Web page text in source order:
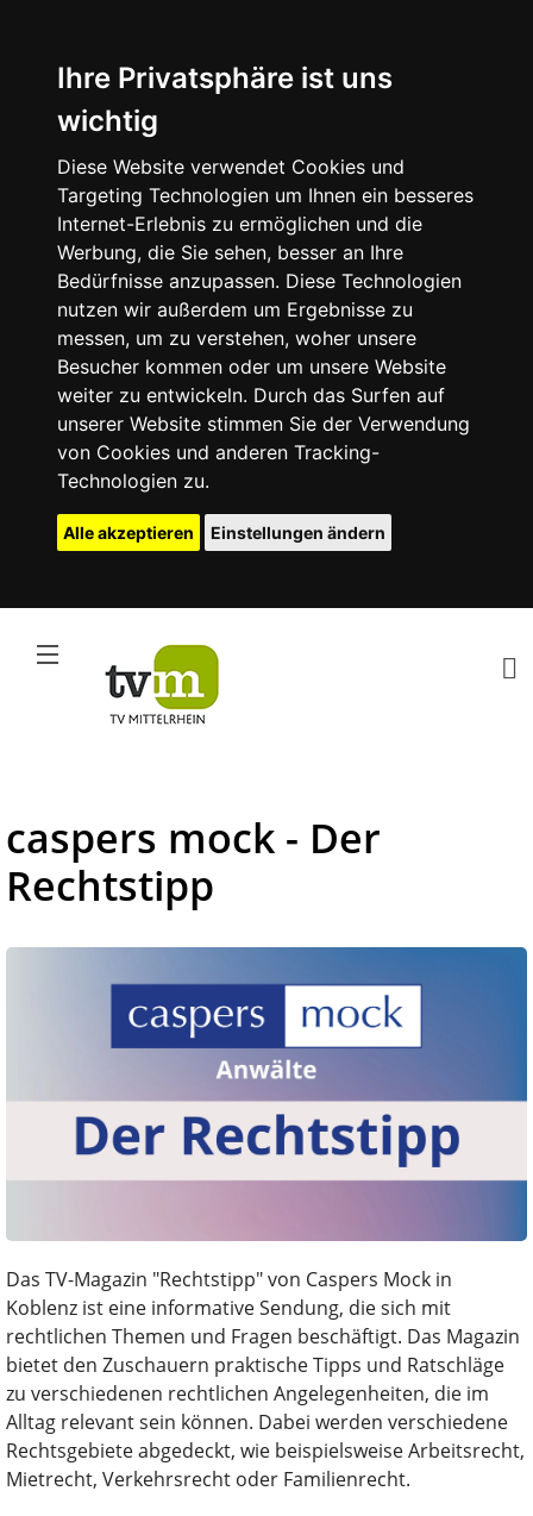
Ihre Privatsphäre ist uns
wichtig
Diese Website verwendet Cookies und
Targeting Technologien um Ihnen ein besseres
Internet-Erlebnis zu ermöglichen und die
Werbung, die Sie sehen, besser an Ihre
Bedürfnisse anzupassen. Diese Technologien
nutzen wir außerdem um Ergebnisse zu
messen, um zu verstehen, woher unsere
Besucher kommen oder um unsere Website
weiter zu entwickeln. Durch das Surfen auf
unserer Website stimmen Sie der Verwendung
von Cookies und anderen Tracking-
Technologien zu.
Alle akzeptieren Einstellungen ändern
caspers mock - Der
Rechtstipp
Das TV-Magazin "Rechtstipp" von Caspers Mock in
Koblenz ist eine informative Sendung, die sich mit
rechtlichen Themen und Fragen beschäftigt. Das Magazin
bietet den Zuschauern praktische Tipps und Ratschläge
zu verschiedenen rechtlichen Angelegenheiten, die im
Alltag relevant sein können. Dabei werden verschiedene
Rechtsgebiete abgedeckt, wie beispielsweise Arbeitsrecht,
Mietrecht, Verkehrsrecht oder Familienrecht.